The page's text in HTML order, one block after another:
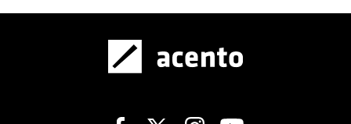
PRM
PRM: Minuto a Minuto